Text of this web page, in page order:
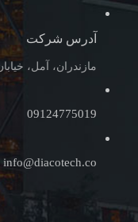
آدرس شرکت
مازندران، آمل،
09124775019
info@diacotech.co